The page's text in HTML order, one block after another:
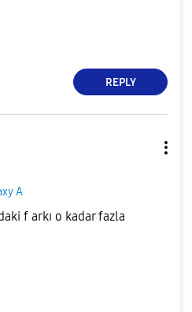
REPLY
A
f arkı o kadar fazla